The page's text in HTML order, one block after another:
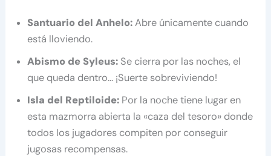
Santuario del Anhelo:Abre únicamente cuando
está lloviendo.
Abismo de Syleus: Se cierra por las noches, el
que queda dentro… ¡Suerte sobreviviendo!
Isla del Reptiloide: Por la noche tiene lugar en
esta mazmorra abierta la «caza del tesoro» donde
todos los jugadores compiten por conseguir
jugosas recompensas.